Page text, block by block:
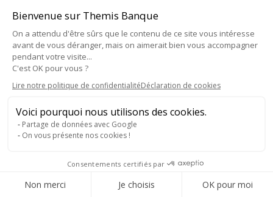
Bienvenue sur Themis Banque
On a attendu d'être sûrs que le contenu de ce site vous intéresse
avant de vous déranger, mais on aimerait bien vous accompagner
pendant votre visite...
C'est OK pour vous ?
Lire notre politique de confidentialitéDéclaration de cookies
Voici pourquoi nous utilisons des cookies.
Partage de données avec Google
On vous présente nos cookies !
Consentements certifiés par
Non merci Je choisis OK pour moi
Consentement RGPD